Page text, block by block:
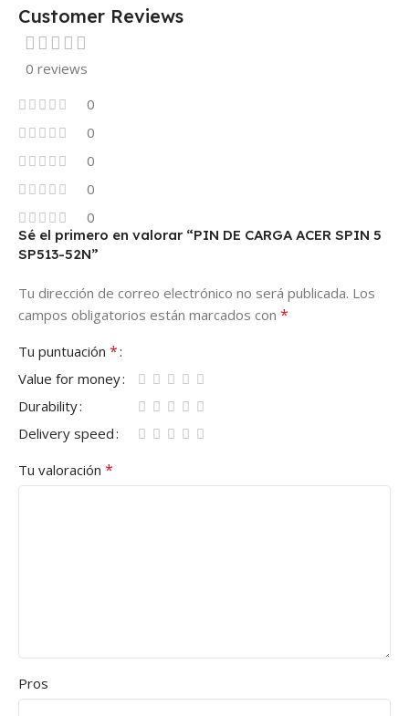
Customer Reviews
0 reviews
0
0
0
0
0
Sé el primero en valorar “PIN DE CARGA ACER SPIN 5
SP513-52N”
Tu dirección de correo electrónico no será publicada. Los
campos obligatorios están marcados con *
Tu puntuación *
Value for money
Durability
Delivery speed
Tu valoración *
Pros